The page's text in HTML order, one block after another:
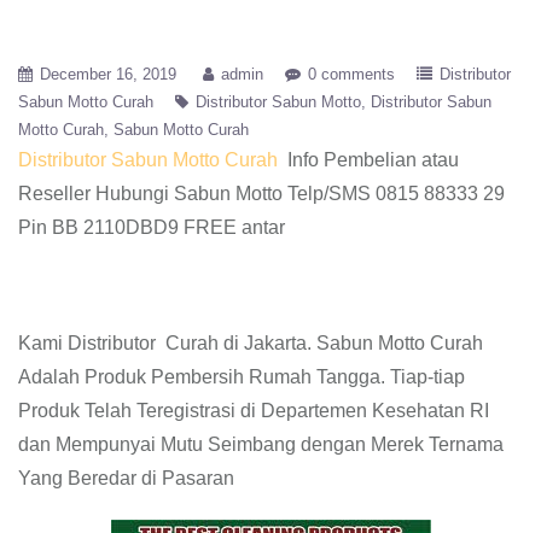
December 16, 2019 admin 0 comments
Distributor
Sabun Motto Curah
Distributor Sabun Motto
Distributor Sabun
Motto Curah Sabun Motto Curah
Distributor Sabun Motto Curah
Info Pembelian atau
Reseller Hubungi Sabun Motto Telp/SMS 0815 88333 29
Pin BB 2110DBD9 FREE antar
Kami Distributor Curah di Jakarta. Sabun Motto Curah
Adalah Produk Pembersih Rumah Tangga. Tiap-tiap
Produk Telah Teregistrasi di Departemen Kesehatan RI
dan Mempunyai Mutu Seimbang dengan Merek Ternama
Yang Beredar di Pasaran